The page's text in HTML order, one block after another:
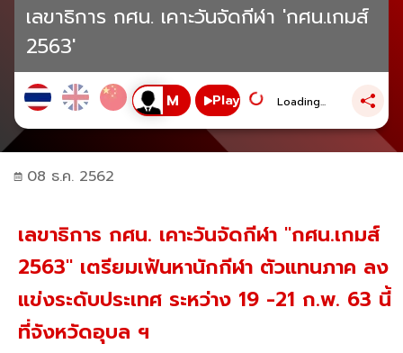
เลขาธิการ กศน. เคาะวันจัดกีฬา 'กศน.เกมส์
2563'
Play Loading...
08 ธ.ค. 2562
เลขาธิการ กศน. เคาะวันจัดกีฬา "กศน.เกมส์
2563" เตรียมเฟ้นหานักกีฬา ตัวแทนภาค ลง
แข่งระดับประเทศ ระหว่าง 19 -21 ก.พ. 63 นี้
ที่จังหวัดอุบล ฯ